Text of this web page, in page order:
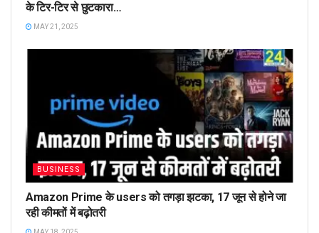
के टिर-टिर से छुटकारा…
MAY 21, 2025
BUSINESS
Amazon Prime के users को तगड़ा झटका, 17 जून से होने जा
रही कीमतों में बढ़ोतरी